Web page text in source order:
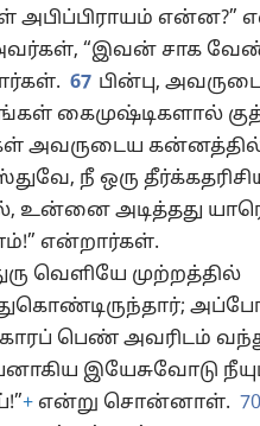
அபிப்பிராயம் என்ன?”
“இவன் சாக
67 பின்பு,
கைமுஷ்டிகளால்
அவருடைய
நீ ஒரு
உன்னை அடித்தது
என்றார்கள்.
வெளியே முற்றத்தில்
பெண் அவரிடம்
இயேசுவோடு
+ என்று சொன்னாள். 70